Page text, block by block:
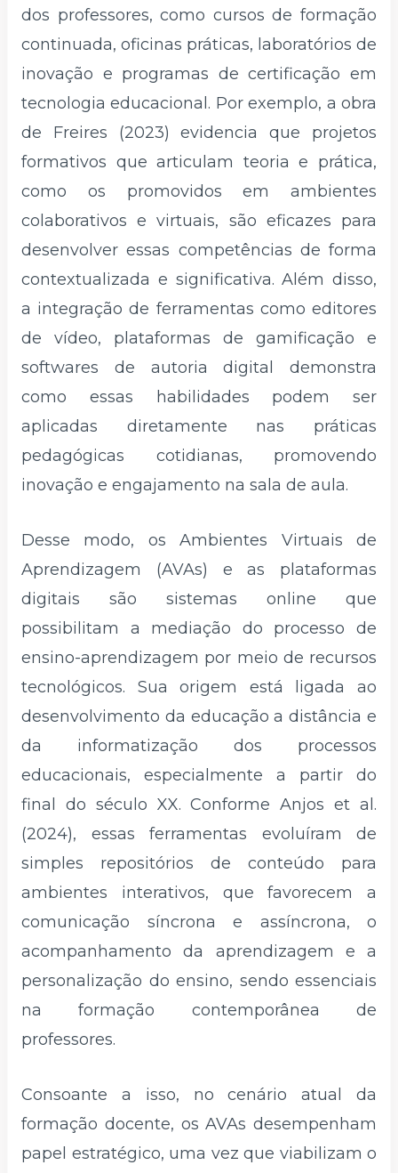
dos professores, como cursos de formação
continuada, oficinas práticas, laboratórios de
inovação e programas de certificação em
tecnologia educacional. Por exemplo, a obra
de Freires (2023) evidencia que projetos
formativos que articulam teoria e prática,
como os promovidos em ambientes
colaborativos e virtuais, são eficazes para
desenvolver essas competências de forma
contextualizada e significativa. Além disso,
a integração de ferramentas como editores
de vídeo, plataformas de gamificação e
softwares de autoria digital demonstra
como essas habilidades podem ser
aplicadas diretamente nas práticas
pedagógicas cotidianas, promovendo
inovação e engajamento na sala de aula.
Desse modo, os Ambientes Virtuais de
Aprendizagem (AVAs) e as plataformas
digitais são sistemas online que
possibilitam a mediação do processo de
ensino-aprendizagem por meio de recursos
tecnológicos. Sua origem está ligada ao
desenvolvimento da educação a distância e
da informatização dos processos
educacionais, especialmente a partir do
final do século XX. Conforme Anjos et al.
(2024), essas ferramentas evoluíram de
simples repositórios de conteúdo para
ambientes interativos, que favorecem a
comunicação síncrona e assíncrona, o
acompanhamento da aprendizagem e a
personalização do ensino, sendo essenciais
na formação contemporânea de
professores.
Consoante a isso, no cenário atual da
formação docente, os AVAs desempenham
papel estratégico, uma vez que viabilizam o